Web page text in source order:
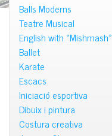
Balls Moderns
Teatre Musical
English with «Mishmash»
Ballet
Karate
Escacs
Iniciació esportiva
Dibuix i pintura
Costura creativa